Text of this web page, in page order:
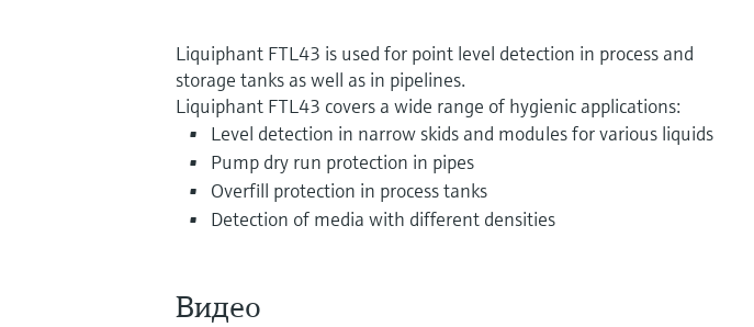
Liquiphant FTL43 is used for point level detection in process and
storage tanks as well as in pipelines.
Liquiphant FTL43 covers a wide range of hygienic applications:
Level detection in narrow skids and modules for various liquids
Pump dry run protection in pipes
Overfill protection in process tanks
Detection of media with different densities
Видео